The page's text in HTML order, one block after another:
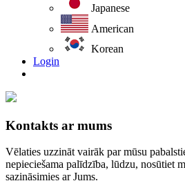
Japanese
American
Korean
Login
Kontakts ar mums
Vēlaties uzzināt vairāk par mūsu
nepieciešama palīdzība, lūdzu, nosūtiet
sazināsimies ar Jums.